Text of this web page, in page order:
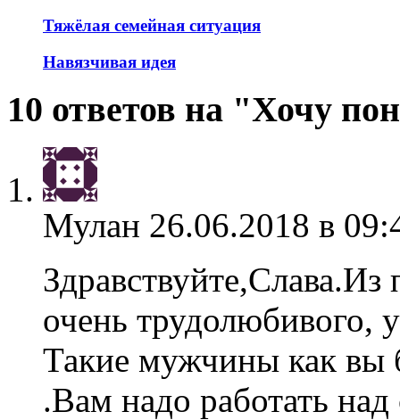
Тяжёлая семейная ситуация
Навязчивая идея
10 ответов на "Хочу
Мулан 26.06.2018 в
очень трудолюбивого,
Такие мужчины как вы
.Вам надо работать